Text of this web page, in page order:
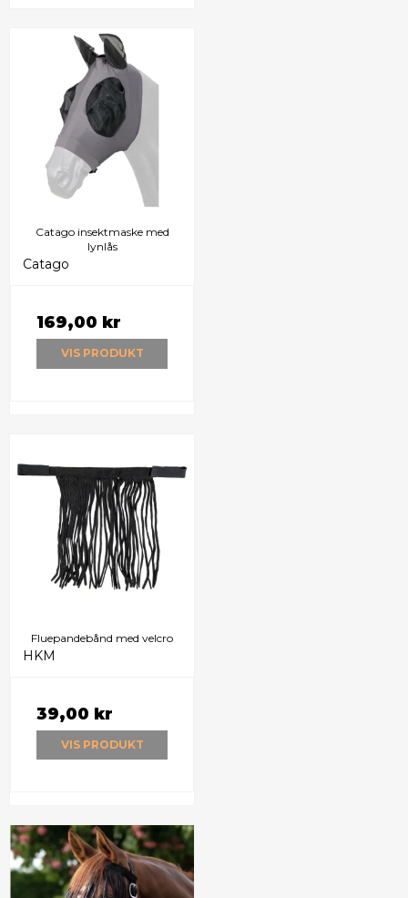
Catago insektmaske med
lynlås
Catago
169,00 kr
VIS PRODUKT
Fluepandebånd med velcro
HKM
39,00 kr
VIS PRODUKT